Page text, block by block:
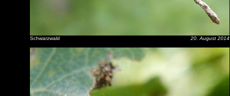
Schwarzwald 20. August 2014